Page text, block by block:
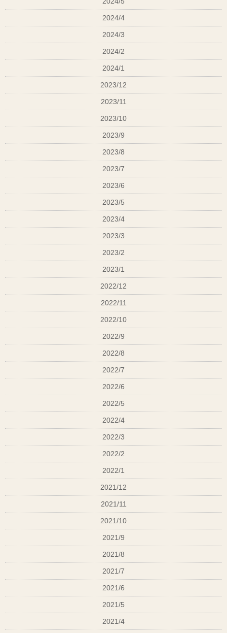
元気に見せたい時や明るく見られたい時はイエロー
目が疲れていたりお互い落ちついたり時間を過ごしたい時はグリー
許有るけど、技術がないって方でもＯＫです！！丁
寧に無償で技術指導します！
子育て中の方でも、全然ウェルカムです！！
これから美容師免許を取ろうと思ってますっていう
方でも全然ＯＫです！！
スタイリストになるつもりがなくても全然ＯＫで
す！！
アシスタントの人手不足なので、お手伝いしていた
だけるとめちゃくちゃ助かります(笑)
2024/4
2024/3
2024/2
2024/1
2023/12
2023/11
2023/10
2023/9
2023/8
2023/7
2023/6
2023/5
2023/4
2023/3
2023/2
2023/1
2022/12
2022/11
2022/10
2022/9
2022/8
2022/7
2022/6
2022/5
2022/4
2022/3
2022/2
2022/1
2021/12
2021/11
2021/10
2021/9
2021/8
2021/7
2021/6
2021/5
2021/4